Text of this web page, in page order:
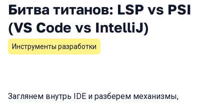
Битва титанов: LSP vs PSI
(VS Code vs IntelliJ)
Инструменты разработки
Заглянем внутрь IDE и разберем механизмы,